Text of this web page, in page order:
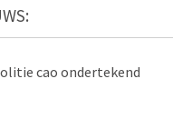
cao ondertekend